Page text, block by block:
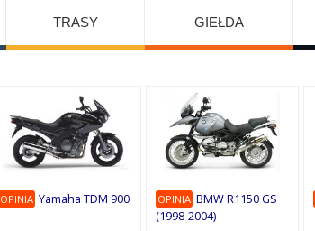
TRASY GIEŁDA
OPINIA Yamaha TDM 900 OPINIA BMW R1150 GS
(1998-2004)